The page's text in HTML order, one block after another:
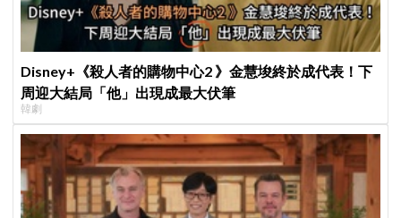
Disney+《殺人者的購物中心2 》金慧埈終於成代表！下
周迎大結局「他」出現成最大伏筆
韓劇